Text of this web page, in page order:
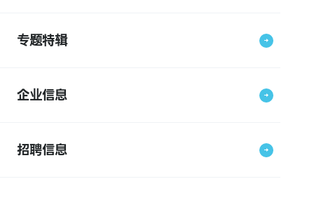
专题特辑
企业信息
招聘信息